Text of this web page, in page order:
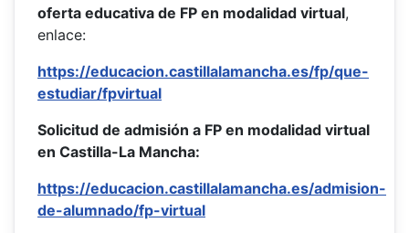
oferta educativa de FP en modalidad virtual,
enlace:
https://educacion.castillalamancha.es/fp/que-
estudiar/fpvirtual
Solicitud de admisión a FP en modalidad virtual
en Castilla-La Mancha:
https://educacion.castillalamancha.es/admision-
de-alumnado/fp-virtual